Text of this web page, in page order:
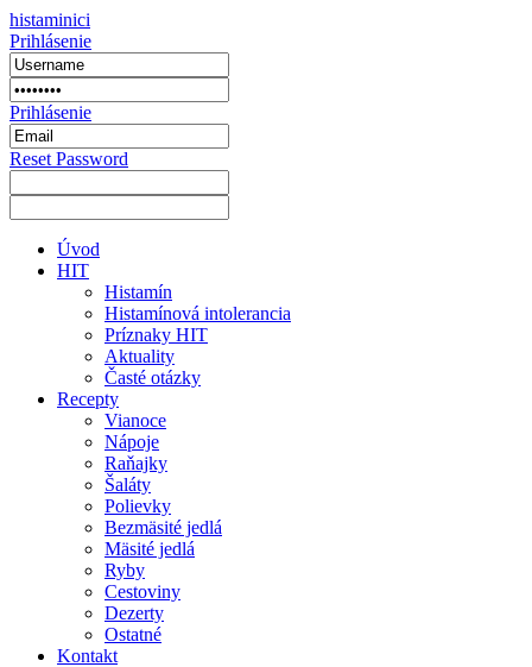
histaminici
Prihlásenie
Prihlásenie
Reset Password
Úvod
HIT
Histamín
Histamínová intolerancia
Príznaky HIT
Aktuality
Časté otázky
Recepty
Vianoce
Nápoje
Raňajky
Šaláty
Polievky
Bezmäsité jedlá
Mäsité jedlá
Ryby
Cestoviny
Dezerty
Ostatné
Kontakt